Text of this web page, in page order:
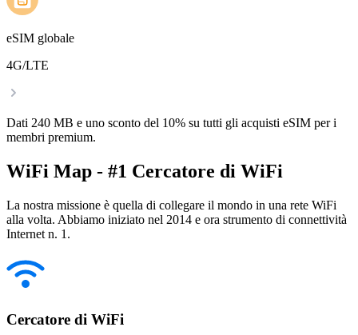
eSIM globale
4G/LTE
Dati 240 MB e uno sconto del 10% su tutti gli acquisti eSIM per i
membri premium.
WiFi Map - #1 Cercatore di WiFi
La nostra missione è quella di collegare il mondo in una rete WiFi
alla volta. Abbiamo iniziato nel 2014 e ora strumento di connettività
Internet n. 1.
Cercatore di WiFi